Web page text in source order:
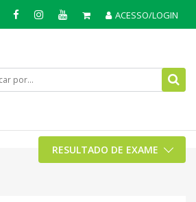
ACESSO/LOGIN
RESULTADO DE EXAME